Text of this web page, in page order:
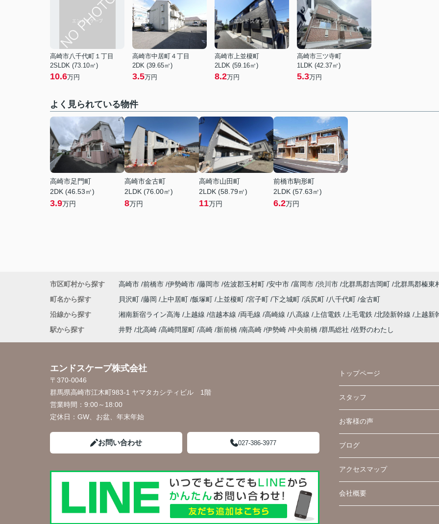
高崎市八千代町１丁目
2SLDK (73.10㎡)
10.6万円
高崎市中居町４丁目
2DK (39.65㎡)
3.5万円
高崎市上並榎町
2LDK (59.16㎡)
8.2万円
高崎市三ツ寺町
1LDK (42.37㎡)
5.3万円
よく見られている物件
高崎市足門町
2DK (46.53㎡)
3.9万円
高崎市金古町
2LDK (76.00㎡)
8万円
高崎市山田町
2LDK (58.79㎡)
11万円
前橋市駒形町
2LDK (57.63㎡)
6.2万円
市区町村から探す 高崎市 前橋市 伊勢崎市 藤岡市 佐波郡玉村町 安中市 富岡市 渋川市 北群馬郡吉岡町 北群馬郡榛東
町名から探す
貝沢町 藤岡 上中居町 飯塚町 上並榎町 宮子町 下之城町 浜尻町 八千代町 金古町
沿線から探す
湘南新宿ライン高海 上越線 信越本線 両毛線 高崎線 八高線 上信電鉄 上毛電鉄 北陸新幹線
上越新
駅から探す
井野 北高崎 高崎問屋町 高崎 新前橋 南高崎 伊勢崎 中央前橋 群馬総社 佐野のわたし
エンドスケープ株式会社
〒370-0046
群馬県高崎市江木町983-1 ヤマタカシティビル 1階
営業時間： 9:00～18:00
定休日： GW、お盆、年末年始
お問い合わせ 027-386-3977
トップページ
スタッフ
お客様の声
ブログ
アクセスマップ
会社概要